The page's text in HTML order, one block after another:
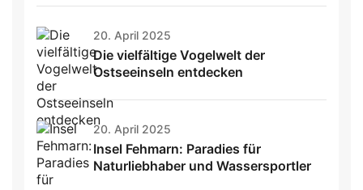
20. April 2025
Die vielfältige Vogelwelt der
Ostseeinseln entdecken
20. April 2025
Insel Fehmarn: Paradies für
Naturliebhaber und Wassersportler